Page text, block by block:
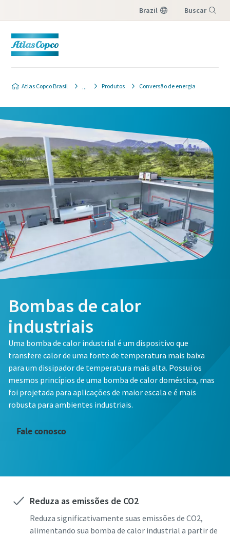
Brazil Buscar
Atlas Copco Brasil Produtos Conversão de energia
Bombas de calor
industriais
Uma bomba de calor industrial é um dispositivo que
transfere calor de uma fonte de temperatura mais baixa
para um dissipador de temperatura mais alta. Possui os
mesmos princípios de uma bomba de calor doméstica, mas
foi projetada para aplicações de maior escala e é mais
robusta para ambientes industriais.
Fale conosco
Reduza as emissões de CO2
Reduza significativamente suas emissões de CO2,
alimentando sua bomba de calor industrial a partir de